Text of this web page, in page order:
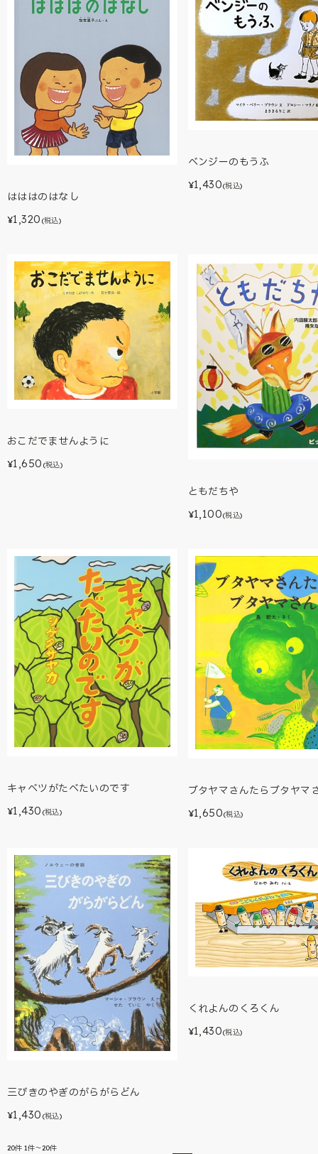
はははのはなし
¥1,320 (税込)
ベンジーのもうふ
¥1,430(税込)
おこだでませんように
¥1,650 (税込)
ともだちや
¥1,100(税込)
キャベツがたべたいのです
¥1,430 (税込)
ブタヤマさんたらブタヤマ
¥1,650(税込)
三びきのやぎのがらがらどん
¥1,430 (税込)
くれよんのくろくん
¥1,430(税込)
20件 1件～20件